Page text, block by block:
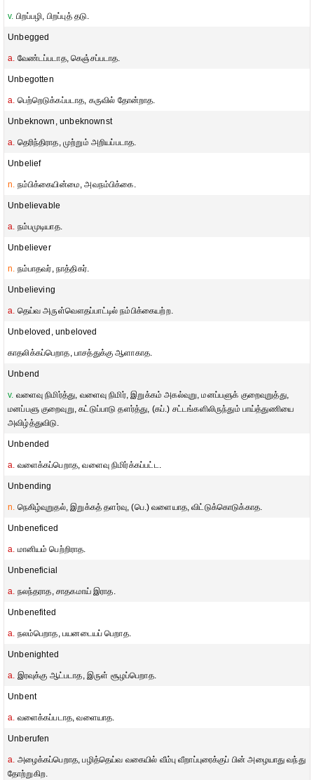
v. பிறப்பழி, பிறப்புத் தடு.
Unbegged
a. வேண்டப்படாத, கெஞ்சப்படாத.
Unbegotten
a. பெற்றெடுக்கப்படாத, கருவில் தோன்றாத.
Unbeknown, unbeknownst
a. தெரிந்திராத, முற்றும் அறியப்படாத.
Unbelief
n. நம்பிக்கையின்மை, அவநம்பிக்கை.
Unbelievable
a. நம்பமுடியாத.
Unbeliever
n. நம்பாதவர், நாத்திகர்.
Unbelieving
a. தெய்வ அருள்வௌதப்பாட்டில் நம்பிக்கையற்ற.
Unbeloved, unbeloved
காதலிக்கப்பெறாத, பாசத்துக்கு ஆளாகாத.
Unbend
v. வளைவு நிமிர்த்து, வளைவு நிமிர், இறுக்கம் அகல்வுறு, மனப்பளுக் குறைவுறுத்து,
மனப்பளு குறைவுறு, கட்டுப்பாடு தளர்த்து, (கப்.) சட்டங்களிலிருந்தும் பாய்த்துணியை
அவிழ்த்துவிடு.
Unbended
a. வளைக்கப்பெறாத, வளைவு நிமிர்க்கப்பட்ட.
Unbending
n. நெகிழ்வுறுதல், இறுக்கத் தளர்வு, (பெ.) வளையாத, விட்டுக்கொடுக்காத.
Unbeneficed
a. மானியம் பெற்றிராத.
Unbeneficial
a. நலந்தராத, சாதகமாய் இராத.
Unbenefited
a. நலம்பெறாத, பயனடையப் பெறாத.
Unbenighted
a. இரவுக்கு ஆட்படாத, இருள் சூழப்பெறாத.
Unbent
a. வளைக்கப்படாத, வளையாத.
Unberufen
a. அழைக்கப்பெறாத, பழித்தெய்வ வகையில் வீம்பு வீறாப்புரைக்குப் பின் அழையாது வந்து
தோற்றுகிற.